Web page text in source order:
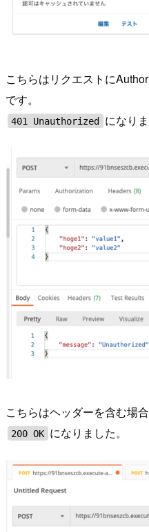
こちらはリクエストに
です。
401 Unauthorized になりま
こちらはヘッダーを含む場合
200 OK になりました。